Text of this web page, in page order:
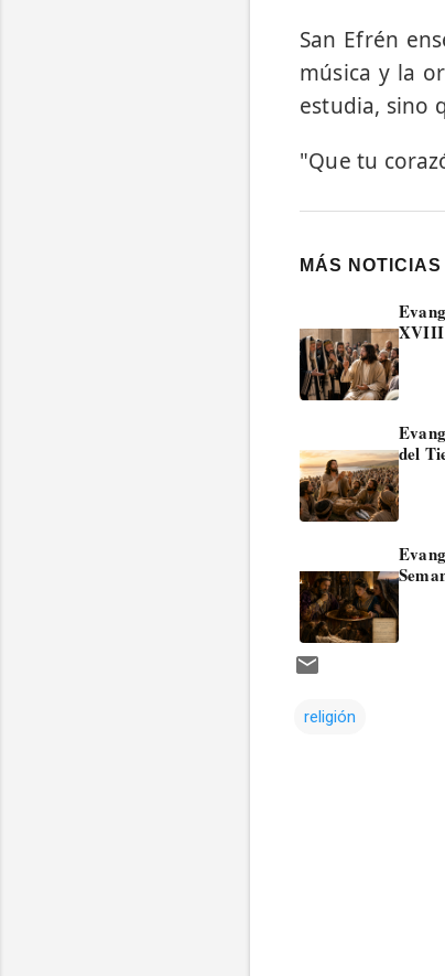
San Efrén
música y la
estudia, sino
"Que tu
MÁS
XVIII
del
religión